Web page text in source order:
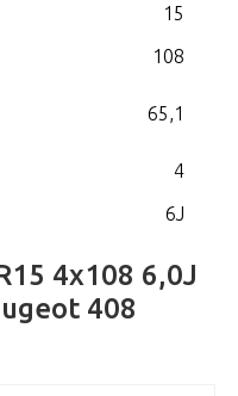
15
108
65,1
4
6J
4x108 6,0J
408